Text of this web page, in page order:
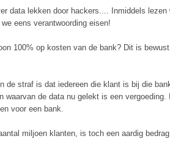
data lekken door hackers.... Inmiddels
eens verantwoording eisen!
100% op kosten van de bank? Dit is
de straf is dat iedereen die klant is bij die
waarvan de data nu gelekt is een
voor een bank.
miljoen klanten, is toch een aardig bedrag